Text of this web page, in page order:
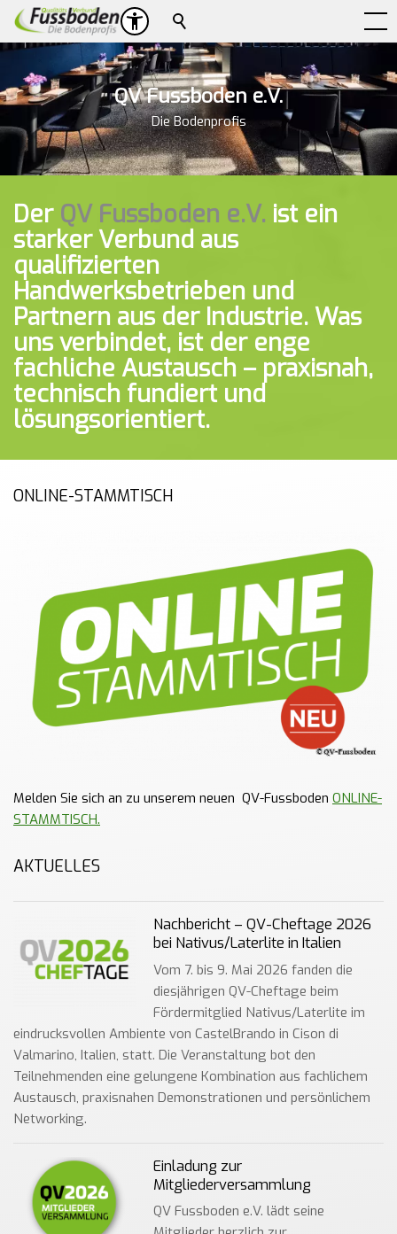
Suche
QV Fussboden e.V.
Die Bodenprofis
Der QV Fussboden e.V. ist ein
starker Verbund aus
qualifizierten
Handwerksbetrieben und
Partnern aus der Industrie. Was
uns verbindet, ist der enge
fachliche Austausch – praxisnah,
technisch fundiert und
lösungsorientiert.
ONLINE-STAMMTISCH
Melden Sie sich an zu unserem neuen QV-Fussboden ONLINE-
STAMMTISCH.
AKTUELLES
Nachbericht – QV-Cheftage 2026
bei Nativus/Laterlite in Italien
Vom 7. bis 9. Mai 2026 fanden die
diesjährigen QV-Cheftage beim
Fördermitglied Nativus/Laterlite im
eindrucksvollen Ambiente von CastelBrando in Cison di
Valmarino, Italien, statt. Die Veranstaltung bot den
Teilnehmenden eine gelungene Kombination aus fachlichem
Austausch, praxisnahen Demonstrationen und persönlichem
Networking.
Einladung zur
Mitgliederversammlung
QV Fussboden e.V. lädt seine